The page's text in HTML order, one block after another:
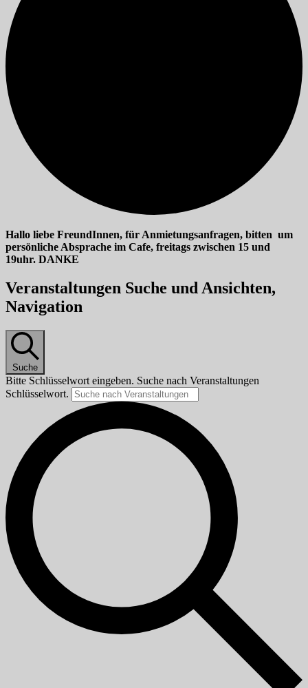
Hallo liebe FreundInnen, für Anmietungsanfragen, bitten um
persönliche Absprache im Cafe, freitags zwischen 15 und
19uhr. DANKE
Veranstaltungen
für
Veranstaltungen Suche und Ansichten,
Navigation
Suche
Bitte Schlüsselwort eingeben. Suche nach Veranstaltungen
Schlüsselwort.